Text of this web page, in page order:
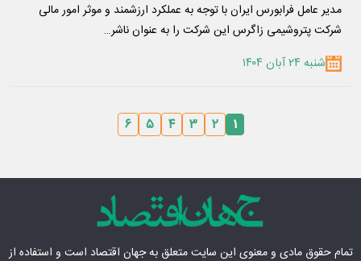
مدیر عامل فرابورس ایران با توجه به عملکرد ارزشمند و موثر امور مالی
شرکت پتروشیمی زاگرس این شرکت را به عنوان ناشر…
شنبه ۲۴ آبان ۱۴۰۴
۱ ۲ ۳ ۴ ۵ ۶
تمام حقوق مادی‌ و معنوی این سایت متعلق بهجهان اقتصاد است و استفاده از